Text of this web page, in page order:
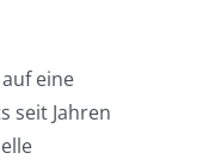
eine
seit Jahren